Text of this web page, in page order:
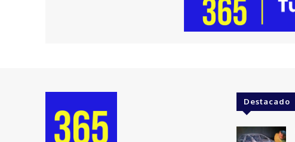
Destacado